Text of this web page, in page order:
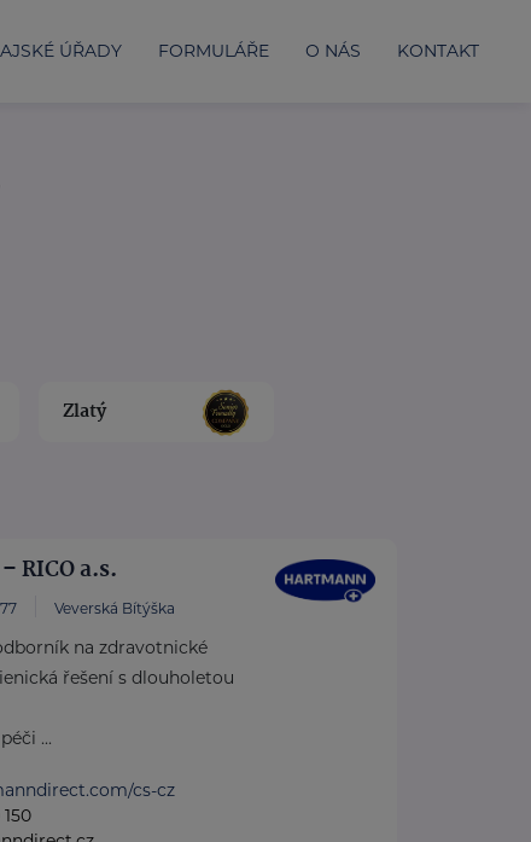
ÚŘADY FORMULÁŘE O NÁS KONTAKT
Zlatý
RICO a.s.
Veverská Bítýška
na zdravotnické
řešení s dlouholetou
...
cs-cz